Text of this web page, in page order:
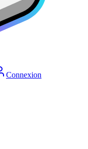
Connexion